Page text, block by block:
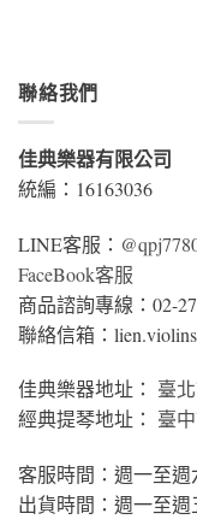
聯絡我們
佳典樂器有限公司
統編：16163036
LINE客服：
FaceBook客服
商品諮詢專線：02-
聯絡信箱：
佳典樂器地址： 臺
經典提琴地址： 臺
客服時間：週一至週
出貨時間：週一至